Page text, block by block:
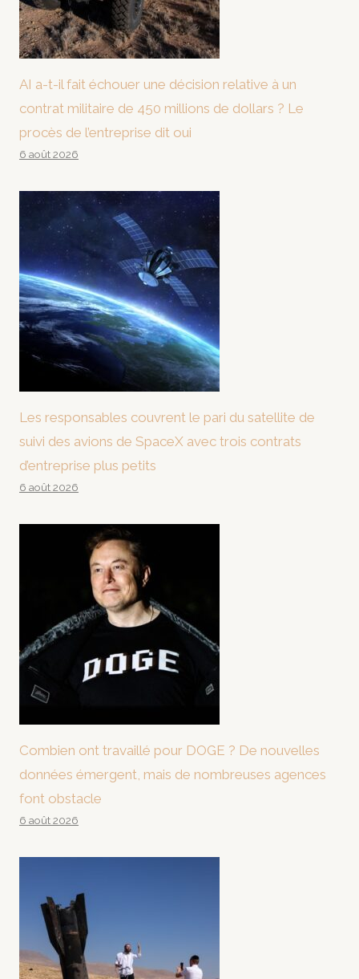
AI a-t-il fait échouer une décision relative à un
contrat militaire de 450 millions de dollars ? Le
procès de l’entreprise dit oui
6 août 2026
Les responsables couvrent le pari du satellite de
suivi des avions de SpaceX avec trois contrats
d’entreprise plus petits
6 août 2026
Combien ont travaillé pour DOGE ? De nouvelles
données émergent, mais de nombreuses agences
font obstacle
6 août 2026